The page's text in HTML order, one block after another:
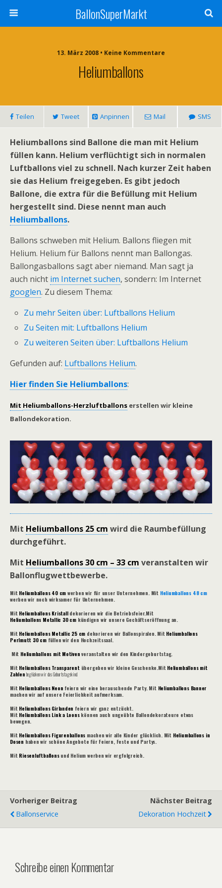
BallonSuperMarkt
13. März 2008 • Keine Kommentare
Heliumballons
Teilen Tweet Anpinnen Mail SMS
Heliumballons sind Ballone die man mit Helium
füllen kann. Helium verflüchtigt sich in normalen
Luftballons viel zu schnell. Nach kurzer Zeit haben
sie das Helium freigegeben. Es gibt jedoch
Ballone, die extra für die Befüllung mit Helium
hergestellt sind. Diese nennt man auch
Heliumballons.
Ballons schweben mit Helium. Ballons fliegen mit
Helium. Helium für Ballons nennt man Ballongas.
Ballongasballons sagt aber niemand. Man sagt ja
auch nicht im Internet suchen, sondern: Im Internet
googlen. Zu diesem Thema:
Zu mehr Seiten über: Luftballons Helium
Zu Seiten mit: Luftballons Helium
Zu weiteren Seiten über: Luftballons Helium
Gefunden auf: Luftballons Helium.
Hier finden Sie Heliumballons:
Mit Heliumballons-Herzluftballons erstellen wir kleine
Ballondekoration.
Mit Heliumballons 25 cm wird die Raumbefüllung
durchgeführt.
Mit Heliumballons 30 cm – 33 cm veranstalten wir
Ballonflugwettbewerbe.
Mit Heliumballons 40 cm werben wir für unser Unternehmen. Mit Heliumballons 48 cm
werben wir noch wirksamer für Unternehmen.
Mit Heliumballons Kristalldekorieren wir die Betriebsfeier.Mit
Heliumballons Metallic 30 cm kündigen wir unsere Gechäftseröffnung an.
Mit Heliumballons Metallic 25 cm dekorieren wir Ballonspiralen. Mit Heliumballons
Perlmutt 30 cm füllen wir den Hochzeitssaal.
Mit Heliumballons mit Motiven veranstalten wir den Kindergeburtstag.
Mit Heliumballons Transparent übergeben wir kleine Geschenke.Mit Heliumballons mit
Zahlen beglücken wir das Geburtstagskind.
Mit Heliumballons Neon feiern wir eine berauschende Party. Mit Heliumballons Banner
machen wir auf unsere Feierlichkeit aufmerksam.
Mit Heliumballons Girlanden feiern wir ganz entzückt.
Mit Heliumballons Link a Loonskönnen auch ungeübte Ballondekorateure etwas
bewegen.
Mit Heliumballons Figurenballons machen wir alle Kinder glücklich. Mit Heliumballons in
Dosen haben wir schöne Angebote für Feiern, Feste und Partys.
Mit Riesenluftballonsund Helium werben wir ergfolgreich.
Vorheriger Beitrag
Ballonservice
Nächster Beitrag
Dekoration Hochzeit
Schreibe einen Kommentar